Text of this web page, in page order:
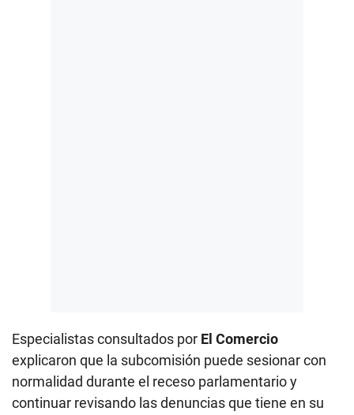
Especialistas consultados por El Comercio
explicaron que la subcomisión puede sesionar con
normalidad durante el receso parlamentario y
continuar revisando las denuncias que tiene en su